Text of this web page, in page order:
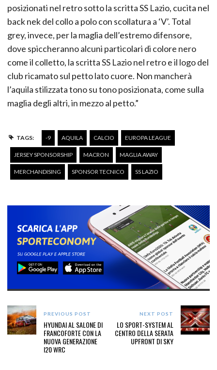
posizionati nel retro sotto la scritta SS Lazio, cucita nel
back nek del collo a polo con scollatura a ‘V’. Total
grey, invece, per la maglia dell’estremo difensore,
dove spiccheranno alcuni particolari di colore nero
come il colletto, la scritta SS Lazio nel retro e il logo del
club ricamato sul petto lato cuore. Non mancherà
l’aquila stilizzata tono su tono posizionata, come sulla
maglia degli altri, in mezzo al petto.”
TAGS: -9 AQUILA CALCIO EUROPA LEAGUE
JERSEY SPONSORSHIP MACRON MAGLIA AWAY
MERCHANDISING SPONSOR TECNICO SS LAZIO
PREVIOUS POST
HYUNDAI AL SALONE DI
FRANCOFORTE CON LA
NUOVA GENERAZIONE
I20 WRC
NEXT POST
LO SPORT-SYSTEM AL
CENTRO DELLA SERATA
UPFRONT DI SKY